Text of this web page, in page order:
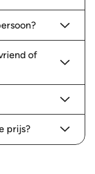
de
van:
of
prijs?